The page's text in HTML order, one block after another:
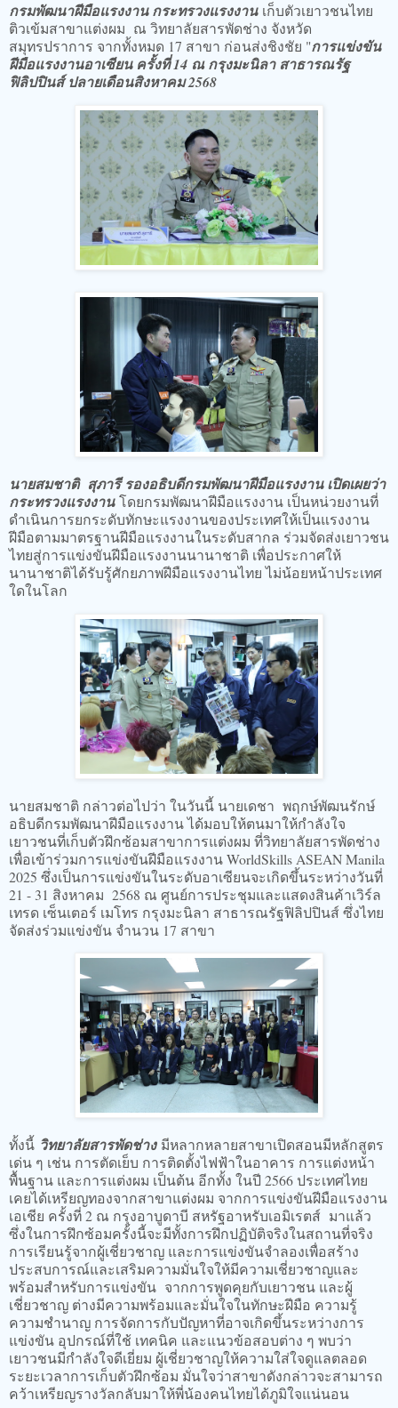
กรมพัฒนาฝีมือแรงงาน กระทรวงแรงงานเก็บตัวเยาวชนไทย
ติวเข้มสาขาแต่งผม ณ วิทยาลัยสารพัดช่าง จังหวัด
สมุทรปราการ จากทั้งหมด 17 สาขา ก่อนส่งชิงชัย "การแข่งขัน
ฝีมือแรงงานอาเซียน ครั้งที่ 14 ณ กรุงมะนิลา สาธารณรัฐ
ฟิลิปปินส์ ปลายเดือนสิงหาคม 2568
นายสมชาติ สุภารี รองอธิบดีกรมพัฒนาฝีมือแรงงาน เปิดเผยว่า
กระทรวงแรงงานโดยกรมพัฒนาฝีมือแรงงาน เป็นหน่วยงานที่
ดำเนินการยกระดับทักษะแรงงานของประเทศให้เป็นแรงงาน
ฝีมือตามมาตรฐานฝีมือแรงงานในระดับสากล ร่วมจัดส่งเยาวชน
ไทยสู่การแข่งขันฝีมือแรงงานนานาชาติ เพื่อประกาศให้
นานาชาติได้รับรู้ศักยภาพฝีมือแรงงานไทย ไม่น้อยหน้าประเทศ
ใดในโลก
นายสมชาติ กล่าวต่อไปว่า ในวันนี้ นายเดชา พฤกษ์พัฒนรักษ์
อธิบดีกรมพัฒนาฝีมือแรงงาน ได้มอบให้ตนมาให้กำลังใจ
เยาวชนที่เก็บตัวฝึกซ้อมสาขาการแต่งผม ที่วิทยาลัยสารพัดช่าง
เพื่อเข้าร่วมการแข่งขันฝีมือแรงงาน WorldSkills ASEAN Manila
2025 ซึ่งเป็นการแข่งขันในระดับอาเซียนจะเกิดขึ้นระหว่างวันที่
21 - 31 สิงหาคม 2568 ณ ศูนย์การประชุมและแสดงสินค้าเวิร์ล
เทรด เซ็นเตอร์ เมโทร กรุงมะนิลา สาธารณรัฐฟิลิปปินส์ ซึ่งไทย
จัดส่งร่วมแข่งขัน จำนวน 17 สาขา
ทั้งนี้ วิทยาลัยสารพัดช่างมีหลากหลายสาขาเปิดสอนมีหลักสูตร
เด่น ๆ เช่น การตัดเย็บ การติดตั้งไฟฟ้าในอาคาร การแต่งหน้า
พื้นฐาน และการแต่งผม เป็นต้น อีกทั้ง ในปี 2566 ประเทศไทย
เคยได้เหรียญทองจากสาขาแต่งผม จากการแข่งขันฝีมือแรงงาน
เอเชีย ครั้งที่ 2 ณ กรุงอาบูดาบี สหรัฐอาหรับเอมิเรตส์ มาแล้ว
ซึ่งในการฝึกซ้อมครั้งนี้จะมีทั้งการฝึกปฏิบัติจริงในสถานที่จริง
การเรียนรู้จากผู้เชี่ยวชาญ และการแข่งขันจำลองเพื่อสร้าง
ประสบการณ์และเสริมความมั่นใจให้มีความเชี่ยวชาญและ
พร้อมสำหรับการแข่งขัน จากการพูดคุยกับเยาวชน และผู้
เชี่ยวชาญ ต่างมีความพร้อมและมั่นใจในทักษะฝีมือ ความรู้
ความชำนาญ การจัดการกับปัญหาที่อาจเกิดขึ้นระหว่างการ
แข่งขัน อุปกรณ์ที่ใช้ เทคนิค และแนวข้อสอบต่าง ๆ พบว่า
เยาวชนมีกำลังใจดีเยี่ยม ผู้เชี่ยวชาญให้ความใส่ใจดูแลตลอด
ระยะเวลาการเก็บตัวฝึกซ้อม มั่นใจว่าสาขาดังกล่าวจะสามารถ
คว้าเหรียญรางวัลกลับมาให้พี่น้องคนไทยได้ภูมิใจแน่นอน